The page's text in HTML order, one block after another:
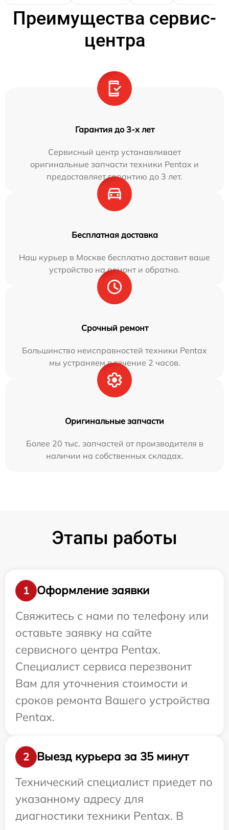
Преимущества сервис-
центра
Гарантия до 3-х лет
Сервисный центр устанавливает
оригинальные запчасти техники Pentax и
предоставляет гарантию до 3 лет.
Бесплатная доставка
Наш курьер в Москве бесплатно доставит ваше
устройство на ремонт и обратно.
Срочный ремонт
Большинство неисправностей техники Pentax
мы устраняем в течение 2 часов.
Оригинальные запчасти
Более 20 тыс. запчастей от производителя в
наличии на собственных складах.
Этапы работы
1
Оформление заявки
Свяжитесь с нами по телефону или
оставьте заявку на сайте
сервисного центра Pentax.
Специалист сервиса перезвонит
Вам для уточнения стоимости и
сроков ремонта Вашего устройства
Pentax.
2
Выезд курьера за 35 минут
Технический специалист приедет по
указанному адресу для
диагностики техники Pentax. В